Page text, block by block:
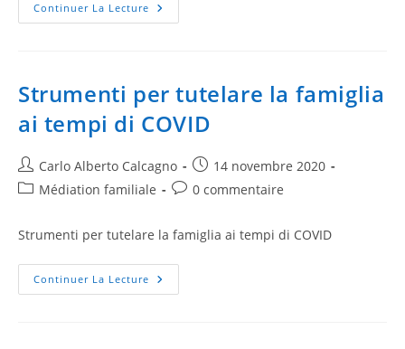
Continuer La Lecture
Strumenti per tutelare la famiglia
ai tempi di COVID
Carlo Alberto Calcagno
14 novembre 2020
Médiation familiale
0 commentaire
Strumenti per tutelare la famiglia ai tempi di COVID
Continuer La Lecture